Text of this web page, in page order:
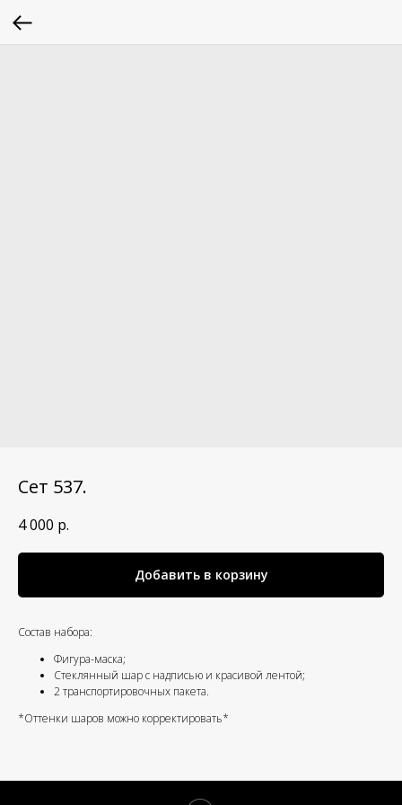
Сет 537.
4 000 р.
Добавить в корзину
Состав набора:
Фигура-маска;
Стеклянный шар с надписью и красивой лентой;
2 транспортировочных пакета.
*Оттенки шаров можно корректировать*